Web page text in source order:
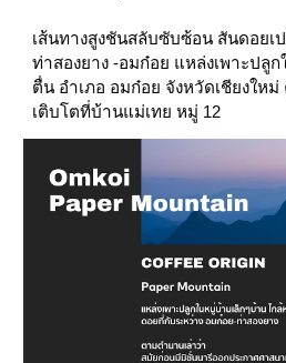
เส้นทางสูงชันสลับซับซ้อน สันดอยเ
ท่าสองยาง -อมก๋อย แหล่งเพาะปลู
ตื่น อำเภอ อมก๋อย จังหวัดเชียงให
เติบโตที่บ้านแม่เทย หมู่ 12